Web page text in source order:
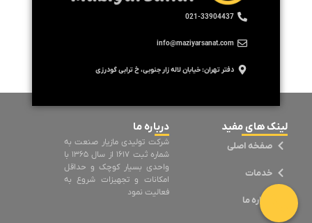
021-33904437
info@maziyarsanat.com
دفتر تهران: خیابان لاله زار جنوبی، خ ترابی گودرزی
لینک های مفید
صفخه اصلی
خدمات
درباره ما
درباره ما
شرکت تولیدی مازیار صنعت به
شماره ثبت ۱۶۱۷ از سال ۱۳۶۵ با
واحدی بسیار کوچک و حداقل
امکانات و تجهیزات شروع به
فعالیت نمود